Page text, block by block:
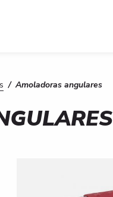
/ Amoladoras angulares